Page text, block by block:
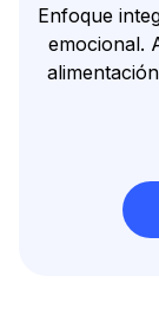
Enfoque
emocional.